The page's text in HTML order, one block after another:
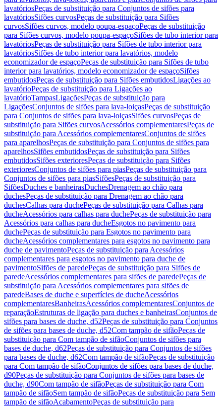
lavatóriosPeças de substituição para Conjuntos de sifões para
lavatóriosSifões curvosPeças de substituição para Sifões
curvosSifões curvos, modelo poupa-espaçoPeças de substituição
para Sifões curvos, modelo poupa-espaçoSifões de tubo interior para
lavatóriosPeças de substituição para Sifões de tubo interior para
lavatóriosSifões de tubo interior para lavatórios, modelo
economizador de espaçoPeças de substituição para Sifões de tubo
interior para lavatórios, modelo economizador de espaçoSifões
embutidosPeças de substituição para Sifões embutidosLigações ao
lavatórioPeças de substituição para Ligações ao
lavatórioTampasLigaçõesPeças de substituição para
LigaçõesConjuntos de sifões para lava-loiçasPeças de substituição
para Conjuntos de sifões para lava-loiçasSifões curvosPeças de
substituição para Sifões curvosAcessórios complementaresPeças de
substituição para Acessórios complementaresConjuntos de sifões
para aparelhosPeças de substituição para Conjuntos de sifões para
aparelhosSifões embutidosPeças de substituição para Sifões
embutidosSifões exterioresPeças de substituição para Sifões
exterioresConjuntos de sifões para piasPeças de substituição para
Conjuntos de sifões para piasSifõesPeças de substituição para
SifõesDuches e banheirasDuchesDrenagem ao chão para
duchesPeças de substituição para Drenagem ao chão para
duchesCalhas para duchePeças de substituição para Calhas para
ducheAcessórios para calhas para duchePeças de substituição para
Acessórios para calhas para ducheEsgotos no pavimento para
duchePeças de substituição para Esgotos no pavimento para
ducheAcessórios complementares para esgotos no pavimento para
duche de pavimentoPeças de substituição para Acessórios
complementares para esgotos no pavimento para duche de
pavimentoSifões de paredePeças de substituição para Sifões de
paredeAcessórios complementares para sifões de paredePeças de
substituição para Acessórios complementares para sifões de
paredeBases de duche e superfícies de ducheAcessórios
complementaresBanheirasAcessórios complementaresConjuntos de
reparaçãoEstruturas de ligação para duches e banheirasConjuntos de
sifões para bases de duche, d52Peças de substituição para Conjuntos
de sifões para bases de duche, d52Com tampão de sifãoPeças de
substituição para Com tampão de sifãoConjuntos de sifões para
bases de duche, d62Peças de substituição para Conjuntos de sifões
para bases de duche, d62Com tampão de sifãoPeças de substituição
para Com tampão de sifãoConjuntos de sifões para bases de duche,
d90Peças de substituição para Conjuntos de sifões para bases de
duche, d90Com tampão de sifãoPeças de substituição para Com
tampão de sifãoSem tampão de sifãoPeças de substituição para Sem
tampão de sifãoAcabamentoPeças de substituição para